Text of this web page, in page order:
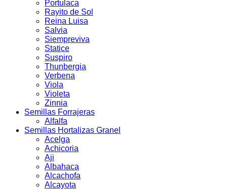
Portulaca
Rayito de Sol
Reina Luisa
Salvia
Siempreviva
Statice
Suspiro
Thunbergia
Verbena
Viola
Violeta
Zinnia
Semillas Forrajeras
Alfalfa
Semillas Hortalizas Granel
Acelga
Achicoria
Aji
Albahaca
Alcachofa
Alcayota